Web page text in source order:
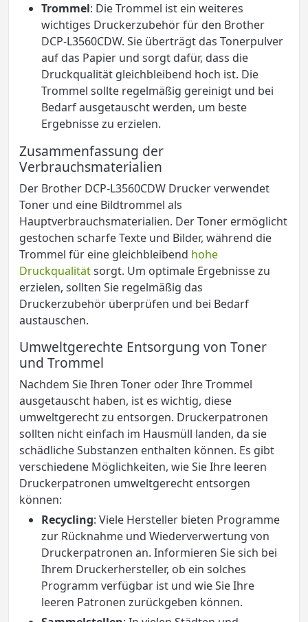
Trommel: Die Trommel ist ein weiteres
wichtiges Druckerzubehör für den Brother
DCP-L3560CDW. Sie überträgt das Tonerpulver
auf das Papier und sorgt dafür, dass die
Druckqualität gleichbleibend hoch ist. Die
Trommel sollte regelmäßig gereinigt und bei
Bedarf ausgetauscht werden, um beste
Ergebnisse zu erzielen.
Zusammenfassung der
Verbrauchsmaterialien
Der Brother DCP-L3560CDW Drucker verwendet
Toner und eine Bildtrommel als
Hauptverbrauchsmaterialien. Der Toner ermöglicht
gestochen scharfe Texte und Bilder, während die
Trommel für eine gleichbleibend hohe
Druckqualitätsorgt. Um optimale Ergebnisse zu
erzielen, sollten Sie regelmäßig das
Druckerzubehör überprüfen und bei Bedarf
austauschen.
Umweltgerechte Entsorgung von Toner
und Trommel
Nachdem Sie Ihren Toner oder Ihre Trommel
ausgetauscht haben, ist es wichtig, diese
umweltgerecht zu entsorgen. Druckerpatronen
sollten nicht einfach im Hausmüll landen, da sie
schädliche Substanzen enthalten können. Es gibt
verschiedene Möglichkeiten, wie Sie Ihre leeren
Druckerpatronen umweltgerecht entsorgen
können:
Recycling: Viele Hersteller bieten Programme
zur Rücknahme und Wiederverwertung von
Druckerpatronen an. Informieren Sie sich bei
Ihrem Druckerhersteller, ob ein solches
Programm verfügbar ist und wie Sie Ihre
leeren Patronen zurückgeben können.